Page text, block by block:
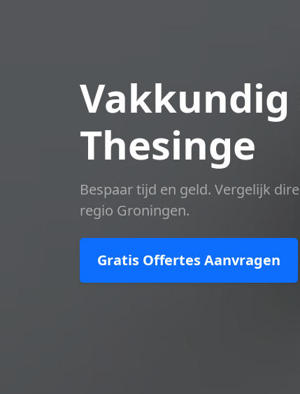
Thesinge
Bespaar tijd en geld. Vergelijk
regio Groningen.
Gratis Offertes Aanvragen